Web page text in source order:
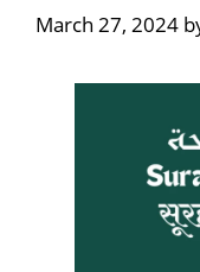
March 27, 2024